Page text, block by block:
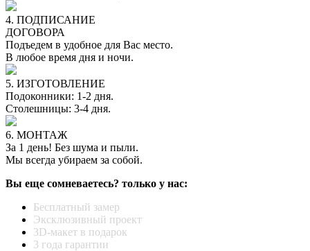
4. ПОДПИСАНИЕ
ДОГОВОРА
Подъедем в удобное для Вас место.
В любое время дня и ночи.
5. ИЗГОТОВЛЕНИЕ
Подоконники: 1-2 дня.
Столешницы: 3-4 дня.
6. МОНТАЖ
За 1 день! Без шума и пыли.
Мы всегда убираем за собой.
Вы еще сомневаетесь? только у нас:
Бесплатный замер
Эксклюзивный проект
3D-макет в подарок
3 года гарантии